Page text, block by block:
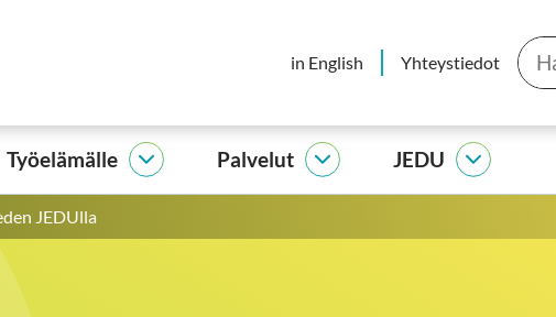
in English Yhteystiedot Hae
Työelämälle
Työelämälle
alasivut
Palvelut
Palvelut
alasivut
JEDU
JEDU
alasivut
JEDUlla